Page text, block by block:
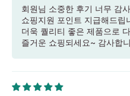
회원님 소중한 후기 너무 감
쇼핑지원 포인트 지급해드립
더욱 퀄리티 좋은 제품으로
즐거운 쇼핑되세요~ 감사합